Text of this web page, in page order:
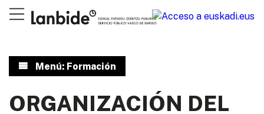
Menú: Formación
ORGANIZACIÓN DEL